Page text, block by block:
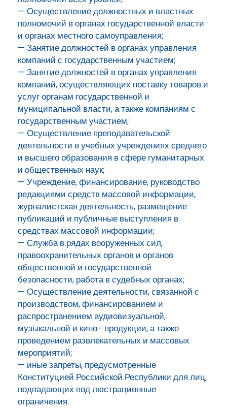
— Осуществление должностных и властных
полномочий в органах государственной власти
и органах местного самоуправления;
— Занятие должностей в органах управления
компаний с государственным участием;
— Занятие должностей в органах управления
компаний, осуществляющих поставку товаров и
услуг органам государственной и
муниципальной власти, а также компаниям с
государственным участием;
— Осуществление преподавательской
деятельности в учебных учреждениях среднего
и высшего образования в сфере гуманитарных
и общественных наук;
— Учреждение, финансирование, руководство
редакциями средств массовой информации,
журналистская деятельность, размещение
публикаций и публичные выступления в
средствах массовой информации;
— Служба в рядах вооруженных сил,
правоохранительных органов и органов
общественной и государственной
безопасности, работа в судебных органах;
— Осуществление деятельности, связанной с
производством, финансированием и
распространением аудиовизуальной,
музыкальной и кино- продукции, а также
проведением развлекательных и массовых
мероприятий;
— иные запреты, предусмотренные
Конституцией Российской Республики для лиц,
подпадающих под люстрационные
ограничения.